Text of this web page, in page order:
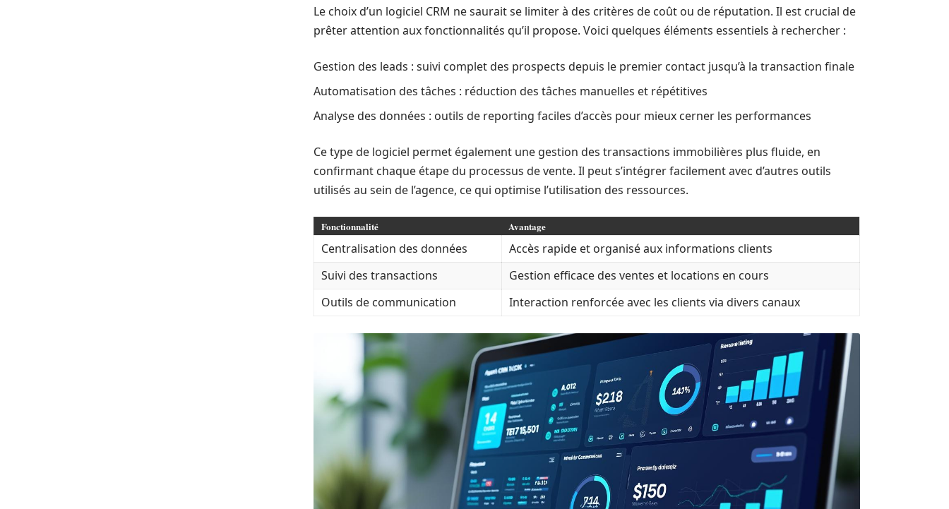
Le choix d’un logiciel CRM ne saurait se limiter à des critères de coût ou de réputation. Il est crucial de
prêter attention aux fonctionnalités qu’il propose. Voici quelques éléments essentiels à rechercher :
Gestion des leads : suivi complet des prospects depuis le premier contact jusqu’à la transaction finale
Automatisation des tâches : réduction des tâches manuelles et répétitives
Analyse des données : outils de reporting faciles d’accès pour mieux cerner les performances
Ce type de logiciel permet également une gestion des transactions immobilières plus fluide, en
confirmant chaque étape du processus de vente. Il peut s’intégrer facilement avec d’autres outils
utilisés au sein de l’agence, ce qui optimise l’utilisation des ressources.
Fonctionnalité Avantage
Centralisation des données
Accès rapide et organisé aux informations clients
Suivi des transactions
Gestion efficace des ventes et locations en cours
Outils de communication
Interaction renforcée avec les clients via divers canaux